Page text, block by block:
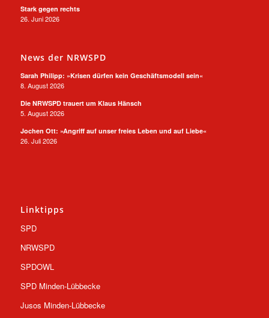
Stark gegen rechts
26. Juni 2026
News der NRWSPD
Sarah Philipp: »Krisen dürfen kein Geschäftsmodell sein«
8. August 2026
Die NRWSPD trauert um Klaus Hänsch
5. August 2026
Jochen Ott: »Angriff auf unser freies Leben und auf Liebe«
26. Juli 2026
Linktipps
SPD
NRWSPD
SPDOWL
SPD Minden-Lübbecke
Jusos Minden-Lübbecke